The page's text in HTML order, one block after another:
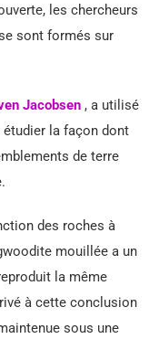
les chercheurs
sont formés sur
Jacobsen , a utilisé
étudier la façon dont
de terre
des roches à
mouillée a un
la même
à cette conclusion
sous une